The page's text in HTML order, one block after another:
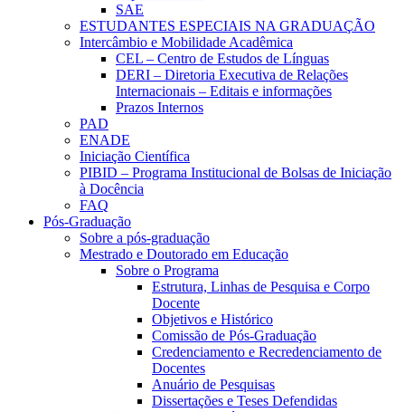
SAE
ESTUDANTES ESPECIAIS NA GRADUAÇÃO
Intercâmbio e Mobilidade Acadêmica
CEL – Centro de Estudos de Línguas
DERI – Diretoria Executiva de Relações
Internacionais – Editais e informações
Prazos Internos
PAD
ENADE
Iniciação Científica
PIBID – Programa Institucional de Bolsas de Iniciação
à Docência
FAQ
Pós-Graduação
Sobre a pós-graduação
Mestrado e Doutorado em Educação
Sobre o Programa
Estrutura, Linhas de Pesquisa e Corpo
Docente
Objetivos e Histórico
Comissão de Pós-Graduação
Credenciamento e Recredenciamento de
Docentes
Anuário de Pesquisas
Dissertações e Teses Defendidas